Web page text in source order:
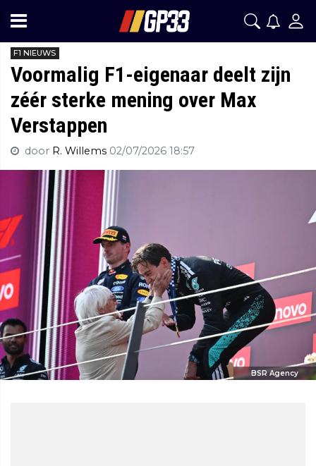
F1 NIEUWS
Voormalig F1-eigenaar deelt zijn
zéér sterke mening over Max
Verstappen
door R. Willems 02/07/2026 18:57
BSR Agency